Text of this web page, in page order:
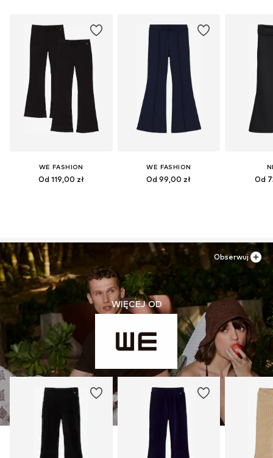
WE FASHION
Od 119,00 zł
WE FASHION
Od 99,00 zł Od
WIĘCEJ OD
Obserwuj